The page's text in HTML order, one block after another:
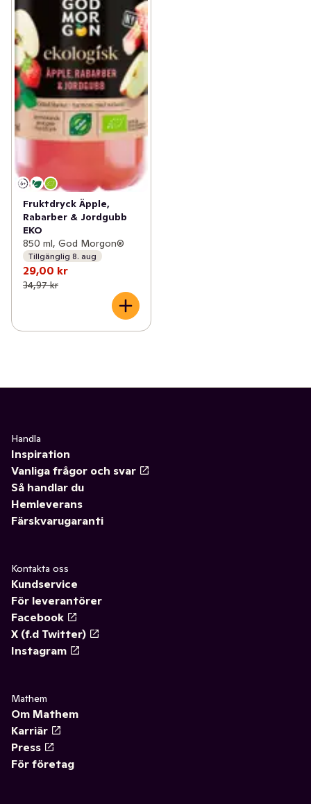
Fruktdryck Äpple,
Rabarber & Jordgubb
EKO
850 ml, God Morgon®
Tillgänglig 8. aug
29,00 kr
34,97 kr
Handla
Inspiration
Vanliga frågor och svar
Så handlar du
Hemleverans
Färskvarugaranti
Kontakta oss
Kundservice
För leverantörer
Facebook
X (f.d Twitter)
Instagram
Mathem
Om Mathem
Karriär
Press
För företag